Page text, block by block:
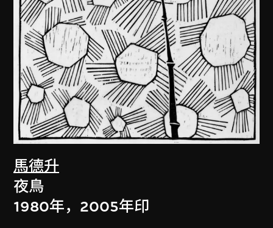
馬德升
夜鳥
1980年，2005年印